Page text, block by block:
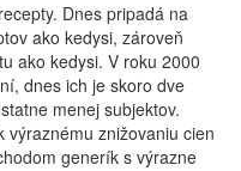
Dnes pripadá na
ako kedysi, zároveň
ako kedysi. V roku 2000
dnes ich je skoro dve
menej subjektov.
výraznému znižovaniu cien
generík s výrazne